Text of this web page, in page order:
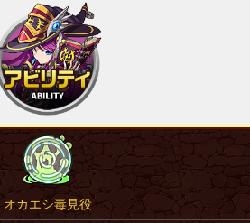
オカエシ毒見役